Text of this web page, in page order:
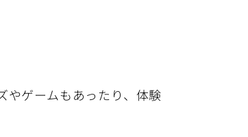
やゲームもあったり、体験